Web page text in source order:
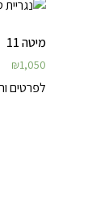
מיטה 11
₪1,050
לפרטים